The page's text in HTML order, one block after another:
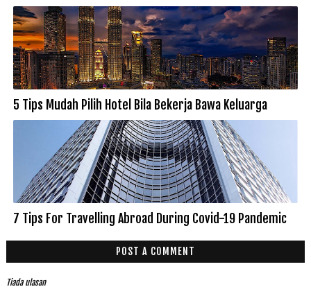
5 Tips Mudah Pilih Hotel Bila Bekerja Bawa Keluarga
7 Tips For Travelling Abroad During Covid-19 Pandemic
POST A COMMENT
Tiada ulasan